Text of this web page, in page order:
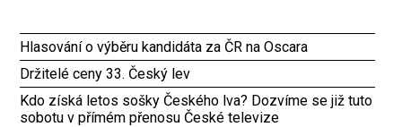
Hlasování o výběru kandidáta za ČR na Oscara
Držitelé ceny 33. Český lev
Kdo získá letos sošky Českého lva? Dozvíme se již tuto
sobotu v přímém přenosu České televize